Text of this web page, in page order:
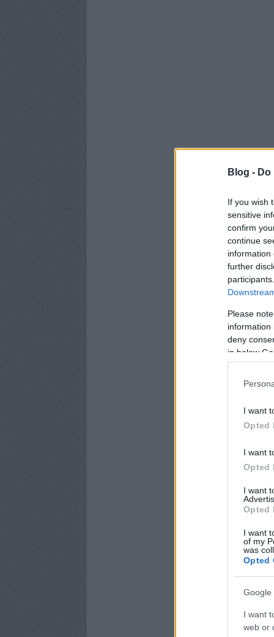
Blog -
If you wish
sensitive
confirm
continue
information
further
Please
information
deny
in below
I want
Opted
I want
Opted
I want
Opted
I want
of my
was
Opted
Google
I want
web or